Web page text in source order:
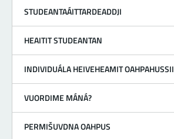
STUDEANTAÁITTARDEADDJI
HEAITIT STUDEANTAN
INDIVIDUÁLA HEIVEHEAMIT OAHPAHUSSII
VUORDIME MÁNÁ?
PERMIŠUVDNA OAHPUS